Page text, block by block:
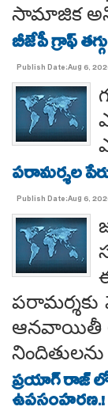
సామాజిక
బీజేపీ గ్రాఫ్
Publish Date:Aug 6,
పరామర్శల
Publish Date:Aug 6,
పరామర్శకు
ఆనవాయితీ
ప్రయాగ్ రాజ్ లో
ఉపసంహరణ.!